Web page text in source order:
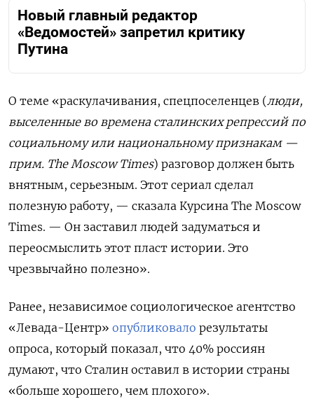
Новый главный редактор
«Ведомостей» запретил критику
Путина
О теме «раскулачивания, спецпоселенцев (люди,
выселенные во времена сталинских репрессий по
социальному или национальному признакам —
прим. The Moscow Times) разговор должен быть
внятным, серьезным. Этот сериал сделал
полезную работу, — сказала Курсина The Moscow
Times. — Он заставил людей задуматься и
переосмыслить этот пласт истории. Это
чрезвычайно полезно».
Ранее, независимое социологическое агентство
«Левада-Центр» опубликовало результаты
опроса, который показал, что 40% россиян
думают, что Сталин оставил в истории страны
«больше хорошего, чем плохого».